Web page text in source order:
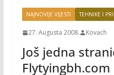
NAJNOVIJE VIJESTI TEHNIKE I
27. Augusta 2008. Kovach
Još jedna
Flytyingbh.com